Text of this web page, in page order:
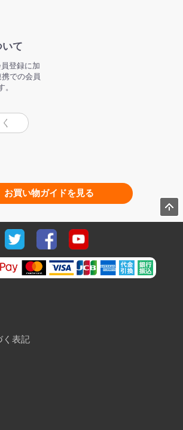
て
登録に加
での会員
お買い物ガイドを見る
く表記